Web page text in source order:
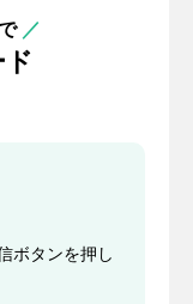
／
ボタンを押し